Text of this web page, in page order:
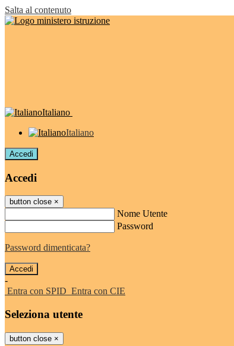
Salta al contenuto
Italiano
Italiano
Accedi
Accedi
button close ×
Nome Utente
Password
Password dimenticata?
-
Entra con SPID Entra con CIE
Seleziona utente
button close ×